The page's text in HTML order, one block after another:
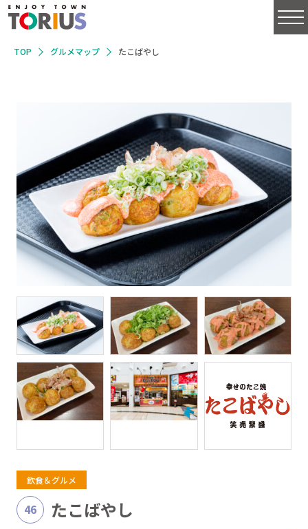
TOP グルメマップ たこばやし
飲食＆グルメ
46 たこばやし